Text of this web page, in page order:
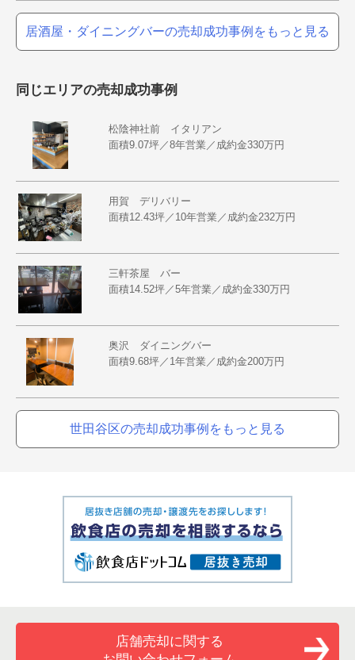
居酒屋・ダイニングバーの売却成功事例をもっと見る
同じエリアの売却成功事例
松陰神社前 イタリアン
面積9.07坪／8年営業／成約金330万円
用賀 デリバリー
面積12.43坪／10年営業／成約金232万円
三軒茶屋 バー
面積14.52坪／5年営業／成約金330万円
奥沢 ダイニングバー
面積9.68坪／1年営業／成約金200万円
世田谷区の売却成功事例をもっと見る
店舗売却に関する